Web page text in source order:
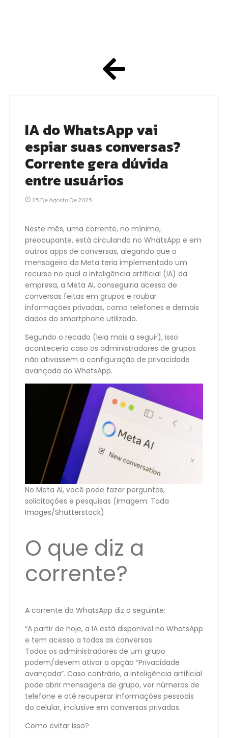
IA do WhatsApp vai
espiar suas conversas?
Corrente gera dúvida
entre usuários
25 De Agosto De 2025
Neste mês, uma corrente, no mínimo,
preocupante, está circulando no WhatsApp e em
outros apps de conversas, alegando que o
mensageiro da Meta teria implementado um
recurso no qual a inteligência artificial (IA) da
empresa, a Meta AI, conseguiria acesso de
conversas feitas em grupos e roubar
informações privadas, como telefones e demais
dados do smartphone utilizado.
Segundo o recado (leia mais a seguir), isso
aconteceria caso os administradores de grupos
não ativassem a configuração de privacidade
avançada do WhatsApp.
No Meta AI, você pode fazer perguntas,
solicitações e pesquisas (Imagem: Tada
Images/Shutterstock)
O que diz a
corrente?
A corrente do WhatsApp diz o seguinte:
“A partir de hoje, a IA está disponível no WhatsApp
e tem acesso a todas as conversas.
Todos os administradores de um grupo
podem/devem ativar a opção “Privacidade
avançada”. Caso contrário, a inteligência artificial
pode abrir mensagens de grupo, ver números de
telefone e até recuperar informações pessoais
do celular, inclusive em conversas privadas.
Como evitar isso?